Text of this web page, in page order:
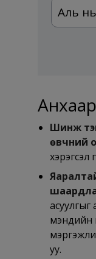
Аль
Шинж
өвчний
хэрэгсэл
асуулгыг
мэндийн
уу.